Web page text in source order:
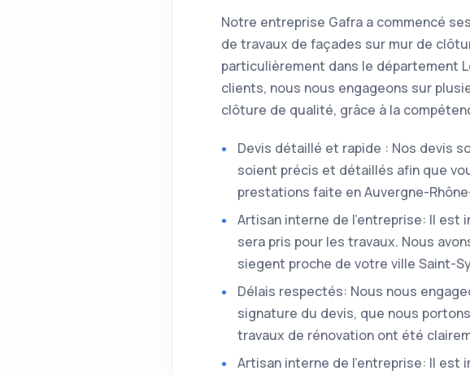
Notre entreprise Gafra a commencé
de travaux de façades sur mur de
particulièrement dans le département
clients, nous nous engageons sur
clôture de qualité, grâce à la
Devis détaillé et rapide : Nos devis
soient précis et détaillés afin que
prestations faite en Auvergne-
Artisan interne de l'entreprise: Il est
sera pris pour les travaux. Nous
siegent proche de votre ville Saint-
Délais respectés: Nous nous
signature du devis, que nous
travaux de rénovation ont été
Artisan interne de l'entreprise: Il est